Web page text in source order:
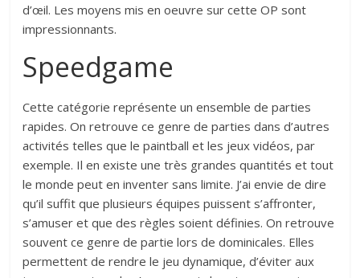
d’œil. Les moyens mis en oeuvre sur cette OP sont
impressionnants.
Speedgame
Cette catégorie représente un ensemble de parties
rapides. On retrouve ce genre de parties dans d’autres
activités telles que le paintball et les jeux vidéos, par
exemple. Il en existe une très grandes quantités et tout
le monde peut en inventer sans limite. J’ai envie de dire
qu’il suffit que plusieurs équipes puissent s’affronter,
s’amuser et que des règles soient définies. On retrouve
souvent ce genre de partie lors de dominicales. Elles
permettent de rendre le jeu dynamique, d’éviter aux